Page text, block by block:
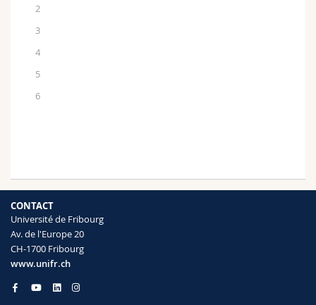
2
3
4
5
6
CONTACT
Université de Fribourg
Av. de l'Europe 20
CH-1700 Fribourg
www.unifr.ch